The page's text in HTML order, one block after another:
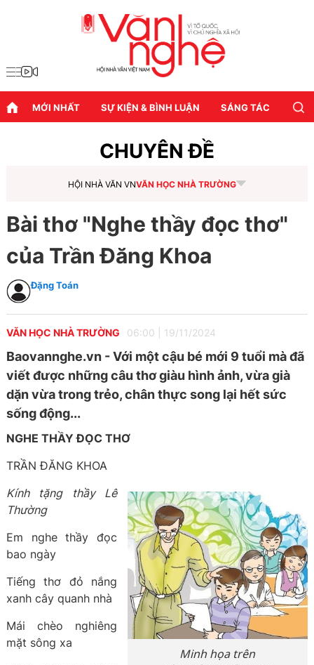
MỚI NHẤT SỰ KIỆN & BÌNH LUẬN SÁNG TÁC
CHUYÊN ĐỀ
HỘI NHÀ VĂN VNVĂN HỌC NHÀ TRƯỜNG
Bài thơ "Nghe thầy đọc thơ"
của Trần Đăng Khoa
Đặng Toán
VĂN HỌC NHÀ TRƯỜNG 06:00 19/11/2024
Baovannghe.vn - Với một cậu bé mới 9 tuổi mà đã
viết được những câu thơ giàu hình ảnh, vừa già
dặn vừa trong trẻo, chân thực song lại hết sức
sống động...
NGHE THẦY ĐỌC THƠ
TRẦN ĐĂNG KHOA
Minh họa trên
Kính tặng thầy Lê
Thường
Em nghe thầy đọc
bao ngày
Tiếng thơ đỏ nắng
xanh cây quanh nhà
Mái chèo nghiêng
mặt sông xa